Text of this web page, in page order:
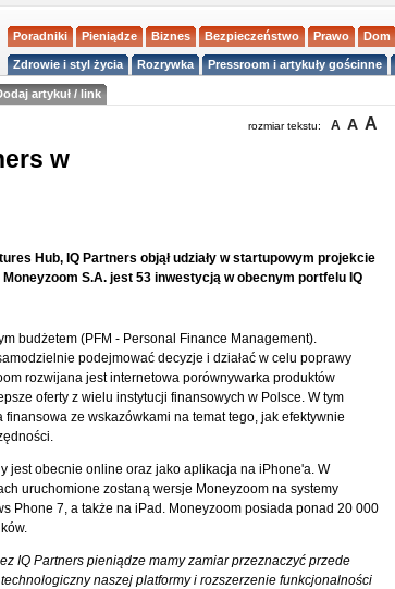
Poradniki Pieniądze Biznes Bezpieczeństwo Prawo Dom
Zdrowie i styl życia Rozrywka Pressroom i artykuły gościnne
artykuł / link
rozmiar tekstu: A A A
w
Hub, IQ Partners objął udziały w startupowym projekcie
S.A. jest 53 inwestycją w obecnym portfelu IQ
budżetem (PFM - Personal Finance Management).
podejmować decyzje i działać w celu poprawy
rozwijana jest internetowa porównywarka produktów
oferty z wielu instytucji finansowych w Polsce. W tym
ze wskazówkami na temat tego, jak efektywnie
jest obecnie online oraz jako aplikacja na iPhone'a. W
uruchomione zostaną wersje Moneyzoom na systemy
Phone 7, a także na iPad. Moneyzoom posiada ponad 20 000
IQ Partners pieniądze mamy zamiar przeznaczyć przede
naszej platformy i rozszerzenie funkcjonalności